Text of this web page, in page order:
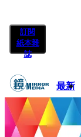
訂閱
紙本雜
誌
最新